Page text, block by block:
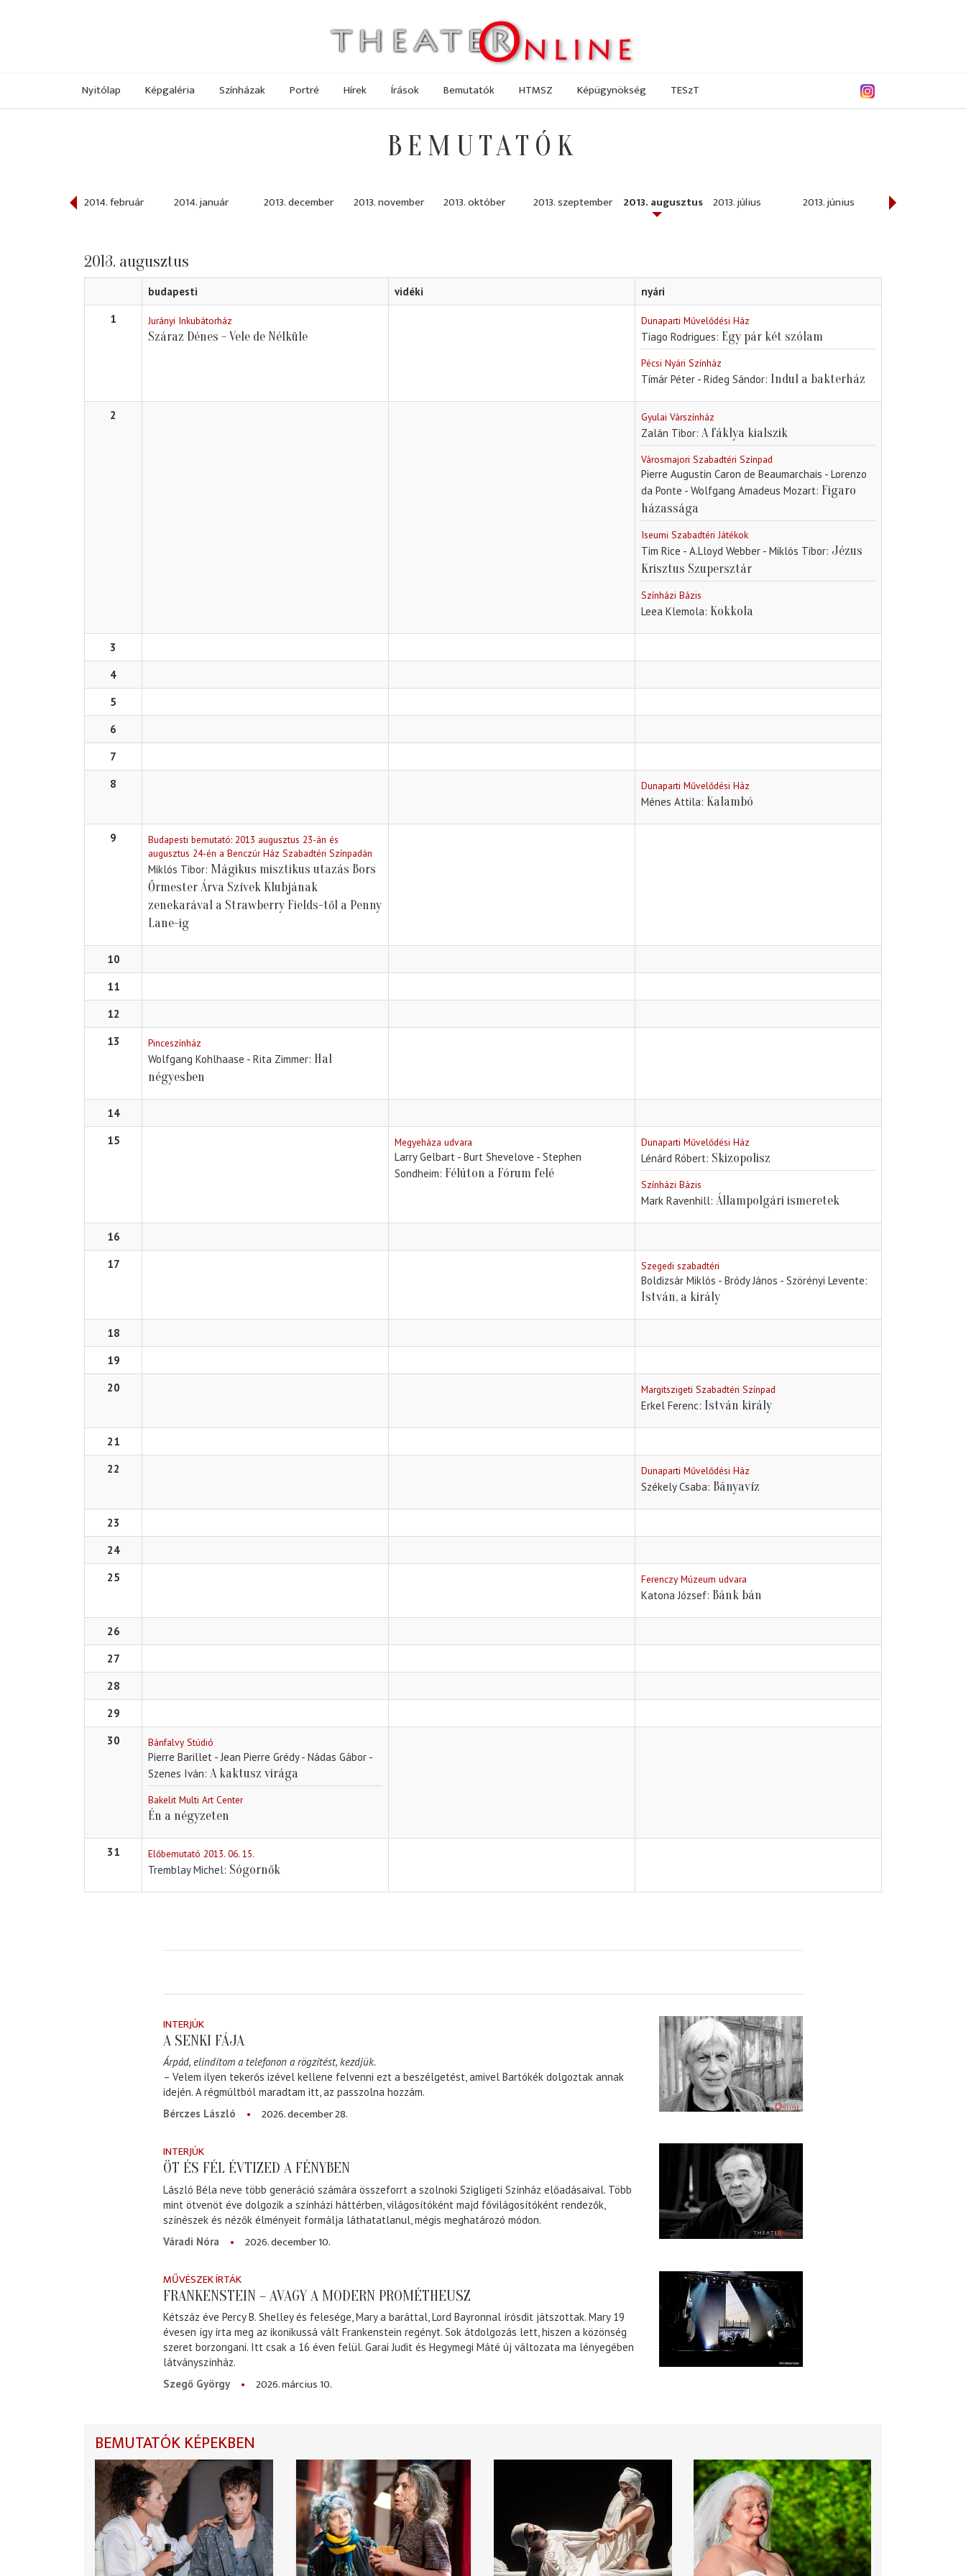
Nyitólap Képgaléria Színházak Portré Hírek Írások Bemutatók HTMSZ Képügynökség TESzT
BEMUTATÓK
2014. február 2014. január 2013. december 2013. november 2013. október 2013. szeptember 2013. augusztus 2013. július 2013. június 2013. május
2013. augusztus
budapesti vidéki
nyári
1
Jurányi Inkubátorház
Száraz Dénes - Vele de Nélküle
Dunaparti Művelődési Ház
Tiago Rodrigues Egy pár két szólam
Pécsi Nyári Színház
Tímár Péter - Rideg Sándor Indul a bakterház
2 Gyulai Várszínház
Zalán Tibor A fáklya kialszik
Városmajori Szabadtéri Színpad
Pierre Augustin Caron de Beaumarchais - Lorenzo
da Ponte - Wolfgang Amadeus Mozart Figaro
házassága
Iseumi Szabadtéri Játékok
Tim Rice - A.Lloyd Webber - Miklós Tibor Jézus
Krisztus Szupersztár
Színházi Bázis
Leea Klemola Kokkola
3
4
5
6
7
8
Dunaparti Művelődési Ház
Ménes Attila Kalambó
9
Budapesti bemutató: 2013 augusztus 23-án és
augusztus 24-én a Benczúr Ház Szabadtéri Színpadán
Miklós Tibor Mágikus misztikus utazás Bors
Őrmester Árva Szívek Klubjának
zenekarával a Strawberry Fields-től a Penny
Lane-ig
10
11
12
13
Pinceszínház
Wolfgang Kohlhaase - Rita Zimmer Hal
négyesben
14
15
Megyeháza udvara
Larry Gelbart - Burt Shevelove - Stephen
Sondheim Félúton a Fórum felé
Dunaparti Művelődési Ház
Lénárd Róbert Skizopolisz
Színházi Bázis
Mark Ravenhill Állampolgári ismeretek
16
17
Szegedi szabadtéri
Boldizsár Miklós - Bródy János - Szörényi Levente
István, a király
18
19
20
Margitszigeti Szabadtéri Színpad
Erkel Ferenc István király
21
22
Dunaparti Művelődési Ház
Székely Csaba Bányavíz
23
24
25
Ferenczy Múzeum udvara
Katona József Bánk bán
26
27
28
29
30
Bánfalvy Stúdió
Pierre Barillet - Jean Pierre Grédy - Nádas Gábor -
Szenes Iván A kaktusz virága
Bakelit Multi Art Center
Én a négyzeten
31 Előbemutató 2013. 06. 15.
Tremblay Michel Sógornők
INTERJÚK
A SENKI FÁJA
Árpád, elindítom a telefonon a rögzítést, kezdjük.
– Velem ilyen tekerős izével kellene felvenni ezt a beszélgetést, amivel Bartókék dolgoztak annak
idején. A régmúltból maradtam itt, az passzolna hozzám.
Bérczes László
2026. december 28.
INTERJÚK
ÖT ÉS FÉL ÉVTIZED A FÉNYBEN
László Béla neve több generáció számára összeforrt a szolnoki Szigligeti Színház előadásaival. Több
mint ötvenöt éve dolgozik a színházi háttérben, világosítóként majd fővilágosítóként rendezők,
színészek és nézők élményeit formálja láthatatlanul, mégis meghatározó módon.
Váradi Nóra
2026. december 10.
MŰVÉSZEK ÍRTÁK
FRANKENSTEIN – AVAGY A MODERN PROMÉTHEUSZ
Kétszáz éve Percy B. Shelley és felesége, Mary a baráttal, Lord Bayronnal írósdit játszottak. Mary 19
évesen így írta meg az ikonikussá vált Frankenstein regényt. Sok átdolgozás lett, hiszen a közönség
szeret borzongani. Itt csak a 16 éven felül. Garai Judit és Hegymegi Máté új változata ma lényegében
látványszínház.
Szegő György
2026. március 10.
BEMUTATÓK KÉPEKBEN